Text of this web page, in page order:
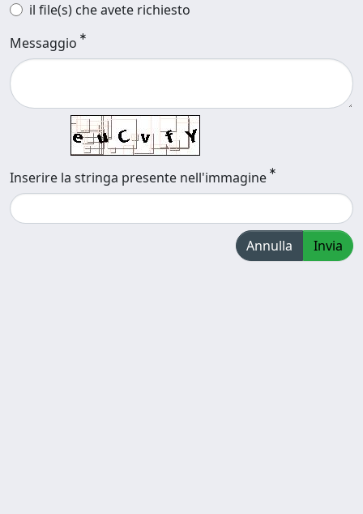
il file(s) che avete richiesto
Messaggio
Inserire la stringa presente nell'immagine
Annulla Invia